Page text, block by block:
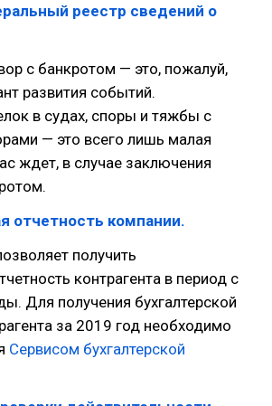
реестр сведений о
с банкротом — это, пожалуй,
развития событий.
в судах, споры и тяжбы с
— это всего лишь малая
ждет, в случае заключения
отчетность компании.
получить
контрагента в период с
Для получения бухгалтерской
за 2019 год необходимо
Сервисом бухгалтерской